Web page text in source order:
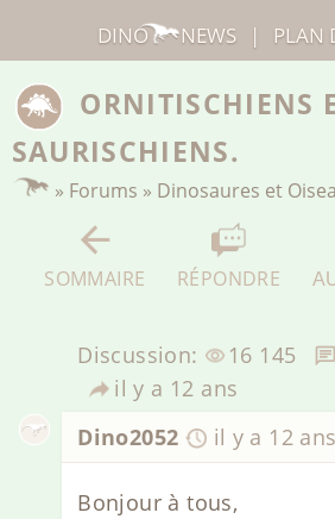
ORNITISCHIENS
SAURISCHIENS.
» Forums » Dinosaures et
SOMMAIRE RÉPONDRE
Discussion: 16 145
il y a 12 ans
Dino2052
il y a 12 ans
Bonjour à tous,
DINO NEWS | PLAN